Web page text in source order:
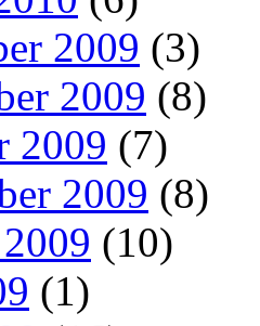
2009 (3)
2009 (8)
2009 (7)
2009 (8)
(10)
(1)